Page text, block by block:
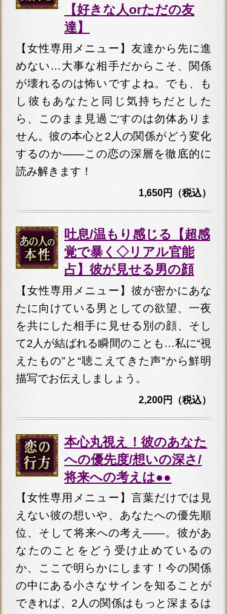
【好きな人orただの友
達】
【女性専用メニュー】友達から先に進
めない…大事な相手だからこそ、関係
が壊れるのは怖いですよね。でも、も
し彼もあなたと同じ気持ちだとした
ら、このまま見過ごすのは勿体ありま
せん。彼の本心と2人の関係がどう変化
するのか――この恋の深層を徹底的に
読み解きます！
1,650円（税込）
吐息/温もり感じる【超感
覚で暴く◇リアル官能
占】彼が見せる男の顔
【女性専用メニュー】彼が密かにあな
たに向けている男としての欲望、一夜
を共にした相手に見せる別の顔、そし
て2人が結ばれる瞬間のことも…私に“視
えたもの”と“聴こえてきた声”から鮮明
描写でお伝えしましょう。
2,200円（税込）
本心丸視え！彼のあなた
への優先度/想いの深さ/
将来への考えは●●
【女性専用メニュー】言葉だけでは見
えない彼の想いや、あなたへの優先順
位、そして将来への考え――。彼があ
なたのことをどう受け止めているの
か、ここで明らかにします！今の関係
の中にある小さなサインを知ることが
できれば、2人の関係はもっと深まるは